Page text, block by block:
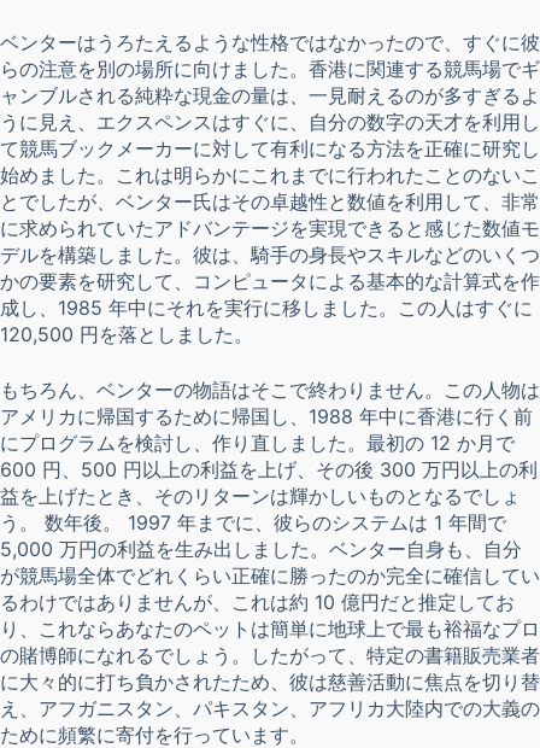
ベンターはうろたえるような性格ではなかったので、すぐに彼
らの注意を別の場所に向けました。香港に関連する競馬場でギ
ャンブルされる純粋な現金の量は、一見耐えるのが多すぎるよ
うに見え、エクスペンスはすぐに、自分の数字の天才を利用し
て競馬ブックメーカーに対して有利になる方法を正確に研究し
始めました。これは明らかにこれまでに行われたことのないこ
とでしたが、ベンター氏はその卓越性と数値を利用して、非常
に求められていたアドバンテージを実現できると感じた数値モ
デルを構築しました。彼は、騎手の身長やスキルなどのいくつ
かの要素を研究して、コンピュータによる基本的な計算式を作
成し、1985 年中にそれを実行に移しました。この人はすぐに
120,500 円を落としました。
もちろん、ベンターの物語はそこで終わりません。この人物は
アメリカに帰国するために帰国し、1988 年中に香港に行く前
にプログラムを検討し、作り直しました。最初の 12 か月で
600 円、500 円以上の利益を上げ、その後 300 万円以上の利
益を上げたとき、そのリターンは輝かしいものとなるでしょ
う。 数年後。 1997 年までに、彼らのシステムは 1 年間で
5,000 万円の利益を生み出しました。ベンター自身も、自分
が競馬場全体でどれくらい正確に勝ったのか完全に確信してい
るわけではありませんが、これは約 10 億円だと推定してお
り、これならあなたのペットは簡単に地球上で最も裕福なプロ
の賭博師になれるでしょう。したがって、特定の書籍販売業者
に大々的に打ち負かされたため、彼は慈善活動に焦点を切り替
え、アフガニスタン、パキスタン、アフリカ大陸内での大義の
ために頻繁に寄付を行っています。